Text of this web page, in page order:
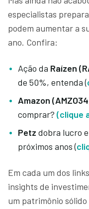
especialistas
podem aumentar a
ano. Confira:
Ação da Raízen
de 50%, entenda (
Amazon
comprar? (clique
Petz dobra lucro
próximos anos (
Em cada um dos
insights de
um patrimônio